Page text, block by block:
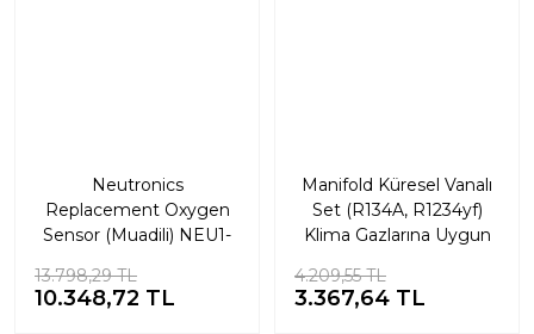
Neutronics
Replacement Oxygen
Sensor (Muadili) NEU1-
13.798,29 TL
10.348,72 TL
Manifold Küresel Vanalı
Set (R134A, R1234yf)
Klima Gazlarına Uygun
4.209,55 TL
3.367,64 TL